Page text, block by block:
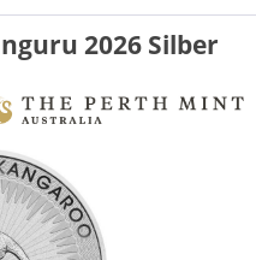
2026 Silber